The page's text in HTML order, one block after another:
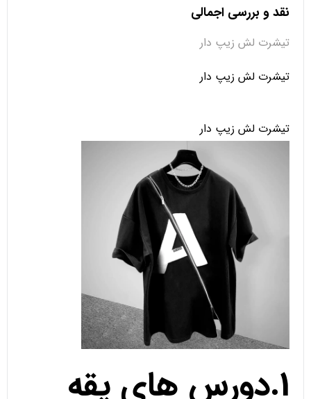
نقد و بررسی اجمالی
تیشرت لش زیپ دار
تیشرت لش زیپ دار
تیشرت لش زیپ دار
1.دورس های یقه